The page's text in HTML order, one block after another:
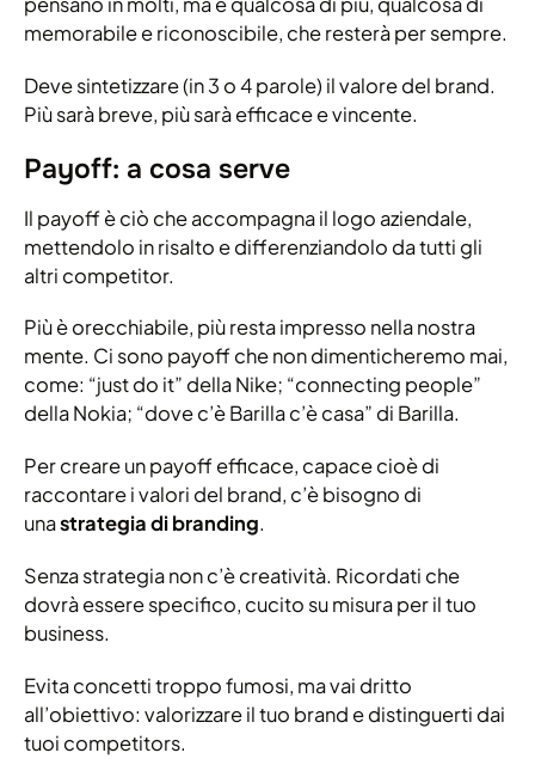
memorabile e riconoscibile, che resterà per sempre.
Deve sintetizzare (in 3 o 4 parole) il valore del brand.
Più sarà breve, più sarà efficace e vincente.
Payoff: a cosa serve
Il payoff è ciò che accompagna il logo aziendale,
mettendolo in risalto e differenziandolo da tutti gli
altri competitor.
Più è orecchiabile, più resta impresso nella nostra
mente. Ci sono payoff che non dimenticheremo mai,
come: “just do it” della Nike; “connecting people”
della Nokia; “dove c’è Barilla c’è casa” di Barilla.
Per creare un payoff efficace, capace cioè di
raccontare i valori del brand, c’è bisogno di
unastrategia di branding.
Senza strategia non c’è creatività. Ricordati che
dovrà essere specifico, cucito su misura per il tuo
business.
Evita concetti troppo fumosi, ma vai dritto
all’obiettivo: valorizzare il tuo brand e distinguerti dai
tuoi competitors.